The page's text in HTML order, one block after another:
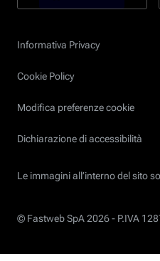
Informativa Privacy
Cookie Policy
Modifica preferenze cookie
Dichiarazione di accessibilità
Le immagini all’interno del sito
© Fastweb SpA 2026 - P.IVA